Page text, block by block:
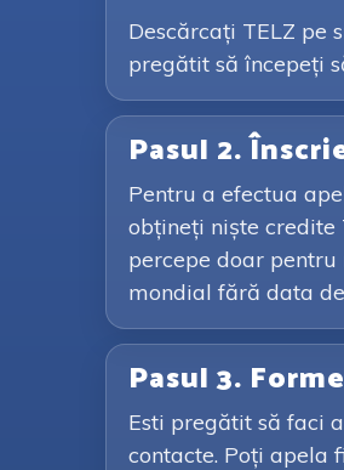
Descărcați TELZ pe
pregătit să începeți
Pasul 2.
Pentru a efectua
obțineți niște credite
percepe doar
mondial fără data
Pasul 3.
Esti pregătit să faci
contacte. Poți apela